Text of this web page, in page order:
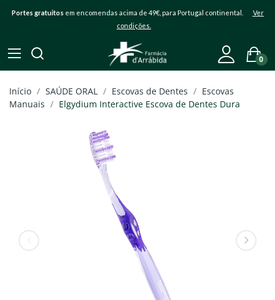
Portes gratuitos em encomendas acima de 49€, para Portugal continental. Ver
condições.
0
Início SAÚDE ORAL Escovas de Dentes
Escovas
Manuais
Elgydium Interactive Escova de Dentes Dura